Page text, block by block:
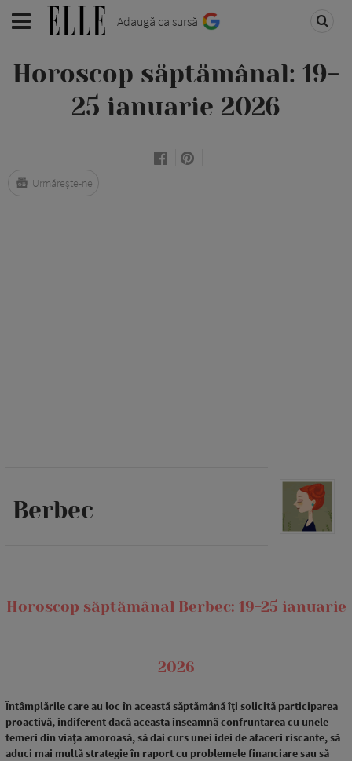
Adaugă ca sursă
Horoscop săptămânal: 19-
25 ianuarie 2026
Urmărește-ne
Berbec
Horoscop săptămânal Berbec: 19-25 ianuarie
2026
Întâmplările care au loc în această săptămână îți solicită participarea
proactivă, indiferent dacă aceasta înseamnă confruntarea cu unele
temeri din viața amoroasă, să dai curs unei idei de afaceri riscante, să
aduci mai multă strategie în raport cu problemele financiare sau să